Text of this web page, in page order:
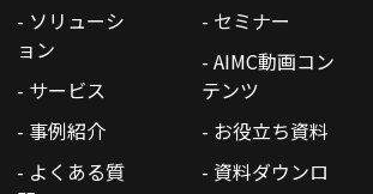
- ソリューシ
ョン
- サービス
- 事例紹介
- よくある質
- セミナー
- AIMC動画コン
テンツ
- お役立ち資料
- 資料ダウンロ